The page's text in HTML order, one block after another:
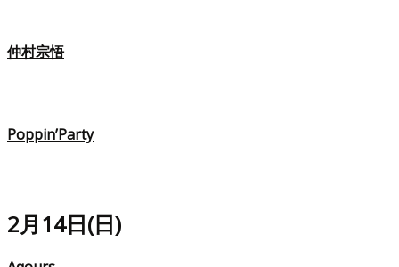
仲村宗悟
Poppin’Party
2月14日(日)